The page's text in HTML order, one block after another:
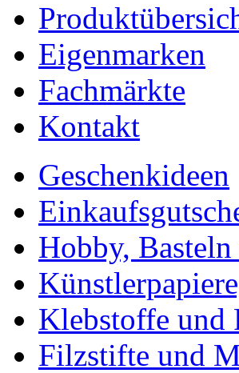
Eigenmarken
Fachmärkte
Kontakt
Geschenkideen
Hobby,
Klebstoffe und
Filzstifte und